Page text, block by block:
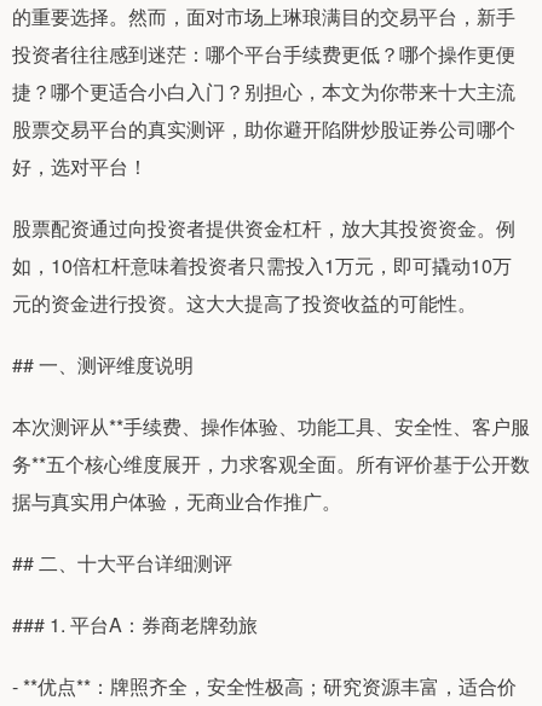
的重要选择。然而，面对市场上琳琅满目的交易平台，新手
投资者往往感到迷茫：哪个平台手续费更低？哪个操作更便
捷？哪个更适合小白入门？别担心，本文为你带来十大主流
股票交易平台的真实测评，助你避开陷阱炒股证券公司哪个
好，选对平台！
股票配资通过向投资者提供资金杠杆，放大其投资资金。例
如，10倍杠杆意味着投资者只需投入1万元，即可撬动10万
元的资金进行投资。这大大提高了投资收益的可能性。
## 一、测评维度说明
本次测评从**手续费、操作体验、功能工具、安全性、客户服
务**五个核心维度展开，力求客观全面。所有评价基于公开数
据与真实用户体验，无商业合作推广。
## 二、十大平台详细测评
### 1. 平台A：券商老牌劲旅
- **优点**：牌照齐全，安全性极高；研究资源丰富，适合价